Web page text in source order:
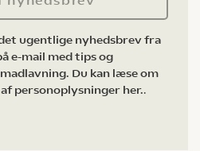
ugentlige nyhedsbrev fra
e-mail med tips og
Du kan læse om
personoplysninger her..